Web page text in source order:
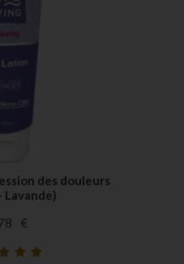
des douleurs
Lavande)
€